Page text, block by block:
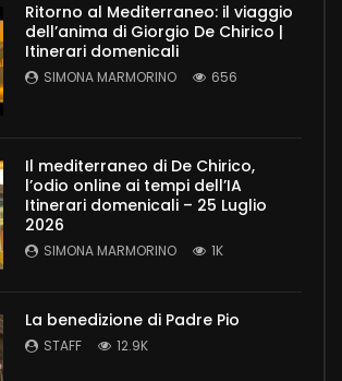
Ritorno al Mediterraneo: il viaggio
dell’anima di Giorgio De Chirico |
Itinerari domenicali
SIMONA MARMORINO 656
Il mediterraneo di De Chirico,
l’odio online ai tempi dell’IA
Itinerari domenicali – 25 Luglio
2026
SIMONA MARMORINO 1K
La benedizione di Padre Pio
STAFF 12.9K